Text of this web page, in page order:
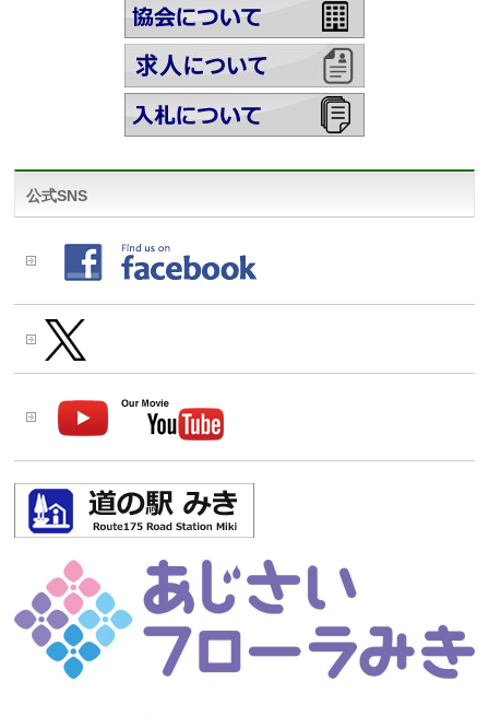
公式SNS